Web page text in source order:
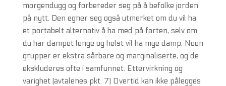
morgendugg og forbereder seg på å befolke jorden
på nytt. Den egner seg også utmerket om du vil ha
et portabelt alternativ å ha med på farten, selv om
du har dampet lenge og helst vil ha mye damp. Noen
grupper er ekstra sårbare og marginaliserte, og de
ekskluderes ofte i samfunnet. Ettervirkning og
varighet (avtalenes pkt. 7) Overtid kan ikke pålegges